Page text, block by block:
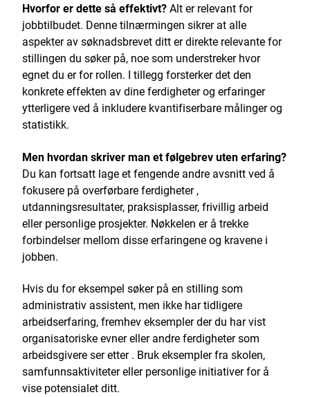
Hvorfor er dette så effektivt?Alt er relevant for
jobbtilbudet. Denne tilnærmingen sikrer at alle
aspekter av søknadsbrevet ditt er direkte relevante for
stillingen du søker på, noe som understreker hvor
egnet du er for rollen. I tillegg forsterker det den
konkrete effekten av dine ferdigheter og erfaringer
ytterligere ved å inkludere kvantifiserbare målinger og
statistikk.
Men hvordan skriver man et følgebrev uten erfaring?
Du kan fortsatt lage et fengende andre avsnitt ved å
fokusere på overførbare ferdigheter ,
utdanningsresultater, praksisplasser, frivillig arbeid
eller personlige prosjekter. Nøkkelen er å trekke
forbindelser mellom disse erfaringene og kravene i
jobben.
Hvis du for eksempel søker på en stilling som
administrativ assistent, men ikke har tidligere
arbeidserfaring, fremhev eksempler der du har vist
organisatoriske evner eller andre ferdigheter som
arbeidsgivere ser etter . Bruk eksempler fra skolen,
samfunnsaktiviteter eller personlige initiativer for å
vise potensialet ditt.